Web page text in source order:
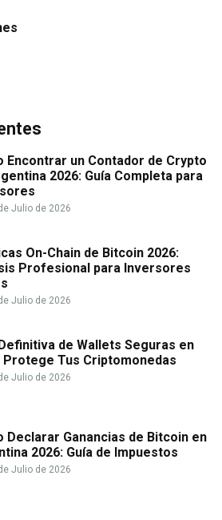
Encontrar un Contador de Crypto
2026: Guía Completa para
Julio de 2026
On-Chain de Bitcoin 2026:
Profesional para Inversores
Julio de 2026
de Wallets Seguras en
Protege Tus Criptomonedas
Julio de 2026
Declarar Ganancias de Bitcoin en
2026: Guía de Impuestos
Julio de 2026